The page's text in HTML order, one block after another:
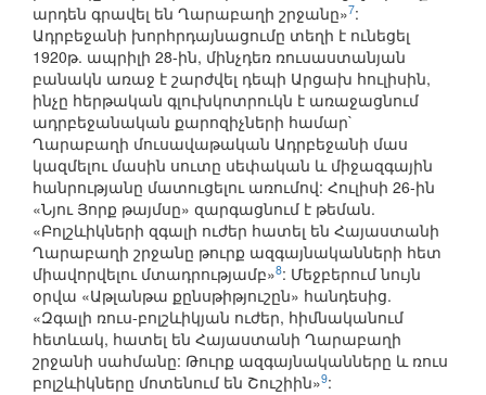
արդեն գրավել են Ղարաբաղի շրջանը»7:
Ադրբեջանի խորհրդայնացումը տեղի է ունեցել
1920թ. ապրիլի 28-ին, մինչդեռ ռուսաստանյան
բանակն առաջ է շարժվել դեպի Արցախ հուլիսին,
ինչը հերթական գլուխկոտրուկն է առաջացնում
ադրբեջանական քարոզիչների համար`
Ղարաբաղի մուսավաթական Ադրբեջանի մաս
կազմելու մասին սուտը սեփական և միջազգային
հանրությանը մատուցելու առումով: Հուլիսի 26-ին
«Նյու Յորք թայմսը» զարգացնում է թեման.
«Բոլշևիկների զգալի ուժեր հատել են Հայաստանի
Ղարաբաղի շրջանը թուրք ազգայնականների հետ
միավորվելու մտադրությամբ»8: Մեջբերում նույն
օրվա «Աթլանթա քընսթիթյուշըն» հանդեսից.
«Զգալի ռուս-բոլշևիկյան ուժեր, հիմնականում
հետևակ, հատել են Հայաստանի Ղարաբաղի
շրջանի սահմանը: Թուրք ազգայնականները և ռուս
բոլշևիկները մոտենում են Շուշիին»9: